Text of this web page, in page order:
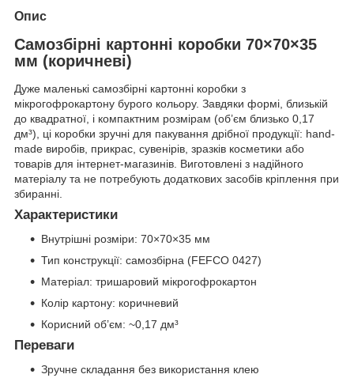
Опис
Самозбірні картонні коробки 70×70×35
мм (коричневі)
Дуже маленькі самозбірні картонні коробки з
мікрогофрокартону бурого кольору. Завдяки формі, близькій
до квадратної, і компактним розмірам (об’єм близько 0,17
дм³), ці коробки зручні для пакування дрібної продукції: hand-
made виробів, прикрас, сувенірів, зразків косметики або
товарів для інтернет-магазинів. Виготовлені з надійного
матеріалу та не потребують додаткових засобів кріплення при
збиранні.
Характеристики
Внутрішні розміри: 70×70×35 мм
Тип конструкції: самозбірна (FEFCO 0427)
Матеріал: тришаровий мікрогофрокартон
Колір картону: коричневий
Корисний об’єм: ~0,17 дм³
Переваги
Зручне складання без використання клею